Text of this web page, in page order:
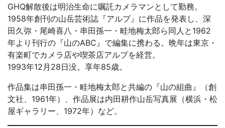
GHQ解散後は明治生命に嘱託カメラマンとして勤務。
1958年創刊の山岳芸術誌『アルプ』に作品を発表し、深
田久弥・尾崎喜八・串田孫一・畦地梅太郎ら同人と1962
年より刊行の『山のABC』で編集に携わる。晩年は東京・
有楽町でカメラ店や喫茶店アルプを経営。
1993年12月28日没。享年85歳。
作品集は串田孫一・畦地梅太郎と共編の『山の組曲』（創
文社、1961年）、作品展は内田耕作山岳写真展（横浜・松
屋ギャラリー、1972年）など。